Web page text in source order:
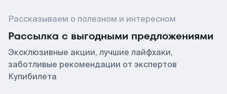
Рассказываем о полезном и интересном
Рассылка с выгодными предложениями
Эксклюзивные акции, лучшие лайфхаки,
заботливые рекомендации от экспертов
Купибилета